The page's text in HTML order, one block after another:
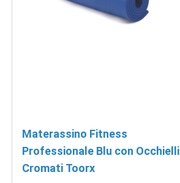
Materassino Fitness
Professionale Blu con Occhielli
Cromati Toorx